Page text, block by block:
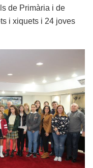
de Primària i de
i xiquets i 24 joves